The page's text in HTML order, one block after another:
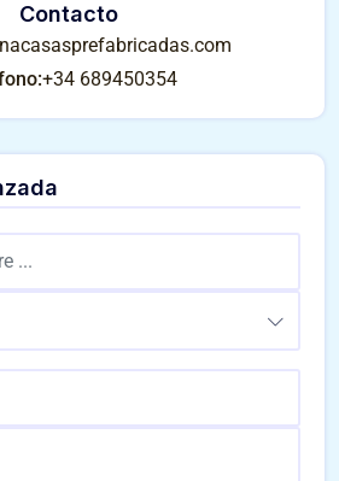
Contacto
+34 689450354